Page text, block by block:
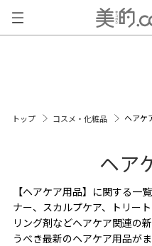
トップ コスメ・化粧品 ヘアケ
ヘア
【ヘアケア用品】に関する一
ナー、スカルプケア、トリー
リング剤などヘアケア関連の
うべき最新のヘアケア用品がま